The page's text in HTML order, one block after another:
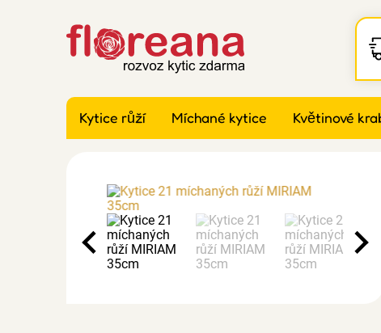
Kytice růží Míchané kytice Květinové